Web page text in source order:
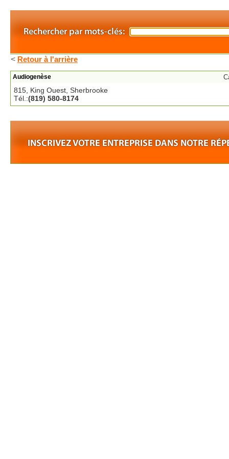
< Retour à l'arrière
Audiogenèse
815, King Ouest, Sherbrooke
Tél.:(819) 580-8174